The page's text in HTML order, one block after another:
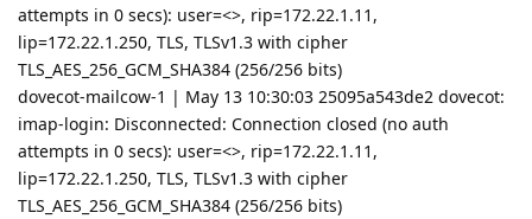
attempts in 0 secs): user=<>, rip=172.22.1.11,
lip=172.22.1.250, TLS, TLSv1.3 with cipher
TLS_AES_256_GCM_SHA384 (256/256 bits)
dovecot-mailcow-1 | May 13 10:30:03 25095a543de2 dovecot:
imap-login: Disconnected: Connection closed (no auth
attempts in 0 secs): user=<>, rip=172.22.1.11,
lip=172.22.1.250, TLS, TLSv1.3 with cipher
TLS_AES_256_GCM_SHA384 (256/256 bits)